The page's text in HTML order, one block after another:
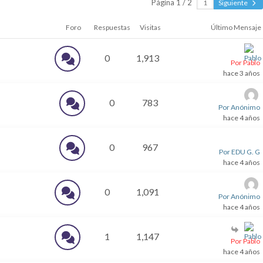
Página 1 / 2 Siguiente
Foro Respuestas Visitas Último Mensaje
0 1,913
Por Pablo
hace 3 años
0 783
Por Anónimo
hace 4 años
0 967
Por EDU G. G
hace 4 años
0 1,091
Por Anónimo
hace 4 años
1 1,147
Por Pablo
hace 4 años